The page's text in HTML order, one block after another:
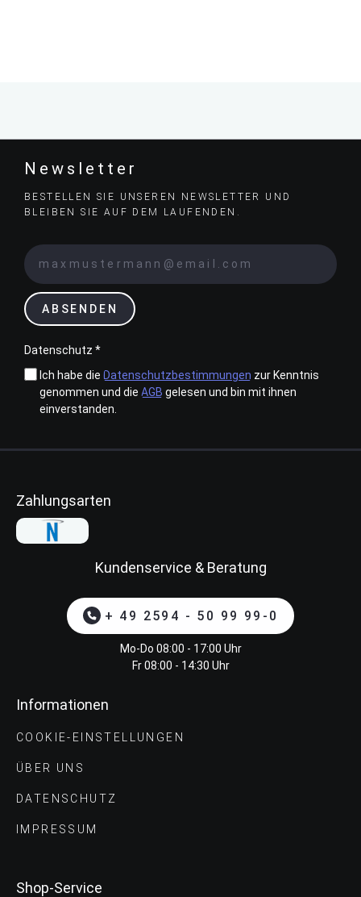
Newsletter
BESTELLEN SIE UNSEREN NEWSLETTER UND
BLEIBEN SIE AUF DEM LAUFENDEN.
ABSENDEN
Datenschutz *
Ich habe die Datenschutzbestimmungen zur Kenntnis
genommen und die AGB gelesen und bin mit ihnen
einverstanden.
Zahlungsarten
Kundenservice & Beratung
+ 49 2594 - 50 99 99-0
Mo-Do 08:00 - 17:00 Uhr
Fr 08:00 - 14:30 Uhr
Informationen
COOKIE-EINSTELLUNGEN
ÜBER UNS
DATENSCHUTZ
IMPRESSUM
Shop-Service